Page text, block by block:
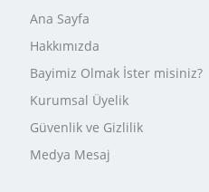
Ana Sayfa
Hakkımızda
Bayimiz Olmak İster misiniz?
Kurumsal Üyelik
Güvenlik ve Gizlilik
Medya Mesaj